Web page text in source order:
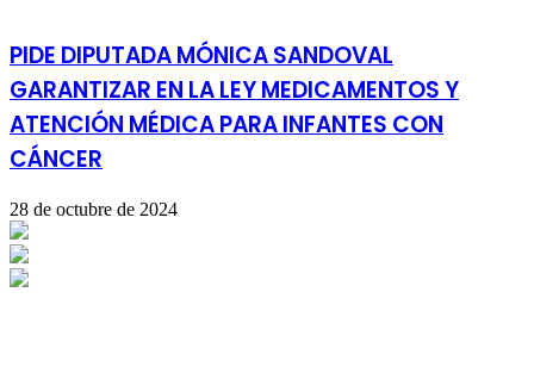
PIDE DIPUTADA MÓNICA SANDOVAL
GARANTIZAR EN LA LEY MEDICAMENTOS Y
ATENCIÓN MÉDICA PARA INFANTES CON
CÁNCER
28 de octubre de 2024